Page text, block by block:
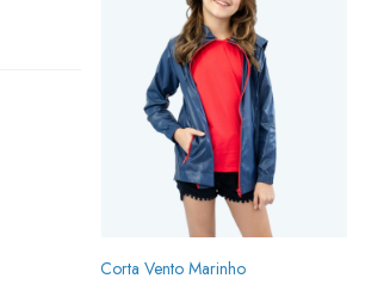
Corta Vento Marinho